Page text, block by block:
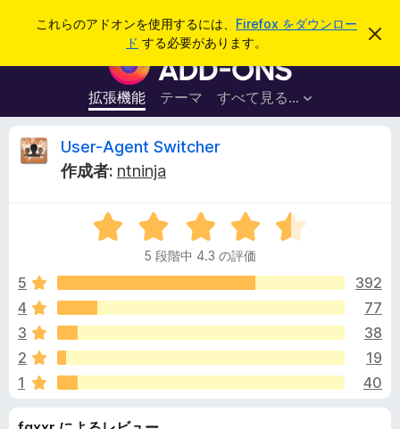
これらのアドオンを使用するには、 Firefox をダウンロー
ド する必要があります。
こ
を
F
i
r
e
ラ
ウ
ザ
ー
ド
オ
ン
拡張機能 テーマ すべて見る...
ログイン
U
r
-
A
g
User-Agent Switcher
作成者: ntninja
5
段
中
.
の
価
5 段階中 4.3 の評価
5
392
4
77
3
38
2
19
1
40